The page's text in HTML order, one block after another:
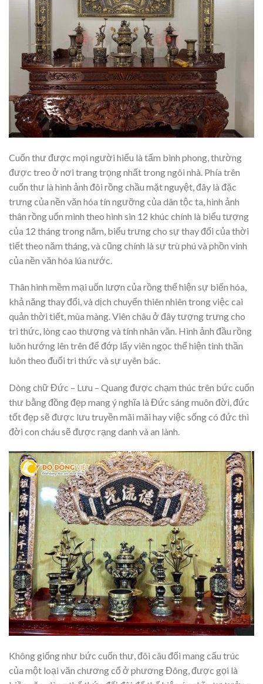
Cuốn thư được mọi người hiểu là tấm bình phong, thường
được treo ở nơi trang trọng nhất trong ngôi nhà. Phía trên
cuốn thư là hình ảnh đôi rồng chầu mặt nguyệt, đây là đặc
trưng của nền văn hóa tín ngưỡng của dân tộc ta, hình ảnh
thân rồng uốn mình theo hình sin 12 khúc chính là biểu tượng
của 12 tháng trong năm, biểu trưng cho sự thay đổi của thời
tiết theo năm tháng, và cũng chính là sự trù phú và phồn vinh
của nền văn hóa lúa nước.
Thân hình mềm mại uốn lượn của rồng thể hiện sự biến hóa,
khả năng thay đổi, và dịch chuyển thiên nhiên trong việc cai
quản thời tiết, mùa màng. Viên châu ở đây tượng trưng cho
tri thức, lòng cao thượng và tính nhân văn. Hình ảnh đầu rồng
luôn hướng lên trên để đớp lấy viên ngọc thể hiện tinh thần
luôn theo đuổi tri thức và sự uyên bác.
Dòng chữ Đức – Lưu – Quang được chạm thúc trên bức cuốn
thư bằng đồng đẹp mang ý nghĩa là Đức sáng muôn đời, đức
tốt đẹp sẽ được lưu truyền mãi mãi hay việc sống có đức thì
đời con cháu sẽ được rạng danh và an lành.
Không giống như bức cuốn thư, đôi câu đối mang cấu trúc
của một loại văn chương cổ ở phương Đông, được gọi là